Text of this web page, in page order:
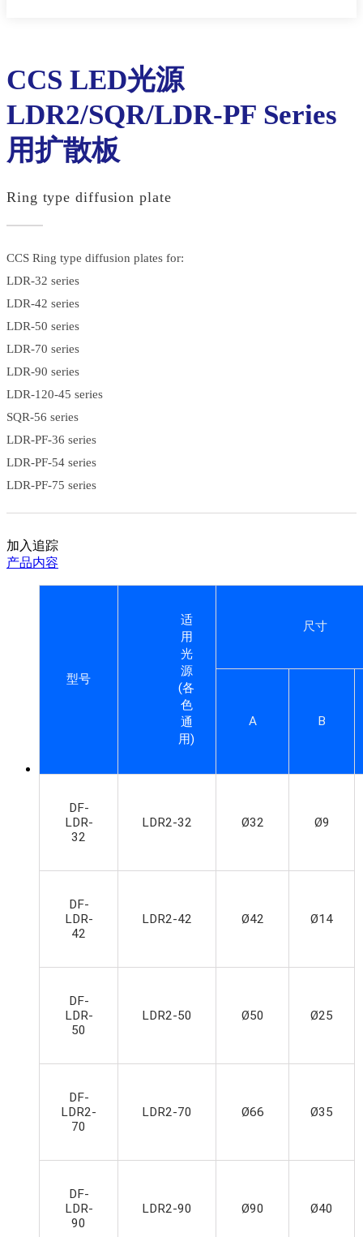
CCS LED光源
LDR2/SQR/LDR-PF Series
用扩散板
Ring type diffusion plate
CCS Ring type diffusion plates for:
LDR-32 series
LDR-42 series
LDR-50 series
LDR-70 series
LDR-90 series
LDR-120-45 series
SQR-56 series
LDR-PF-36 series
LDR-PF-54 series
LDR-PF-75 series
加入追踪
产品内容
型号
适
用
光
源
(各
色
通
用)
尺寸
A B
DF-
LDR-
32
LDR2-32 Ø32 Ø9
DF-
LDR-
42
LDR2-42 Ø42 Ø14
DF-
LDR-
50
LDR2-50 Ø50 Ø25
DF-
LDR2-
70
LDR2-70 Ø66 Ø35
DF-
LDR-
90
LDR2-90 Ø90 Ø40